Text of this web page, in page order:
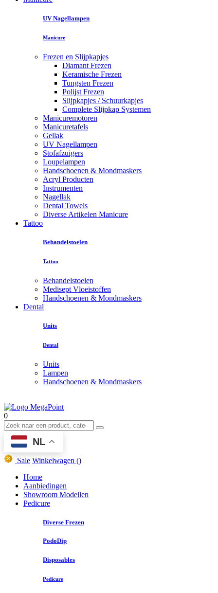
UV Nagellampen
Manicure
Frezen en Slijpkapjes
Diamant Frezen
Keramische Frezen
Tungsten Frezen
Polijst Frezen
Slijpkapjes / Schuurkapjes
Complete Slijpkap Systemen
Manicuremotoren
Manicuretafels
Gellak
UV Nagellampen
Stofafzuigers
Loupelampen
Handschoenen & Mondmaskers
Acryl Producten
Instrumenten
Nagellak
Dental Towels
Diverse Artikelen Manicure
Tattoo
Behandelstoelen
Tattoo
Behandelstoelen
Medisept Vloeistoffen
Handschoenen & Mondmaskers
Dental
Units
Dental
Units
Lampen
Handschoenen & Mondmaskers
0
NL
Sale Winkelwagen ()
Home
Aanbiedingen
Showroom Modellen
Pedicure
Diverse Frezen
PodoDip
Disposables
Pedicure